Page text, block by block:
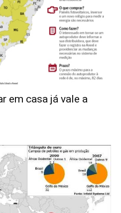
em casa já vale a